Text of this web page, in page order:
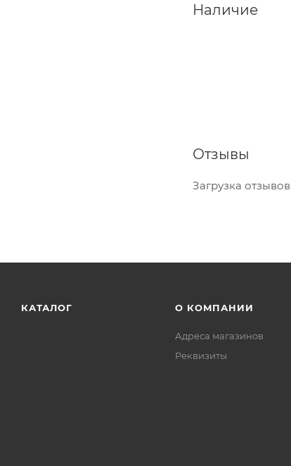
Наличие
Отзывы
Загрузка
КАТАЛОГ О КОМПАНИИ
Адреса магазинов
Реквизиты